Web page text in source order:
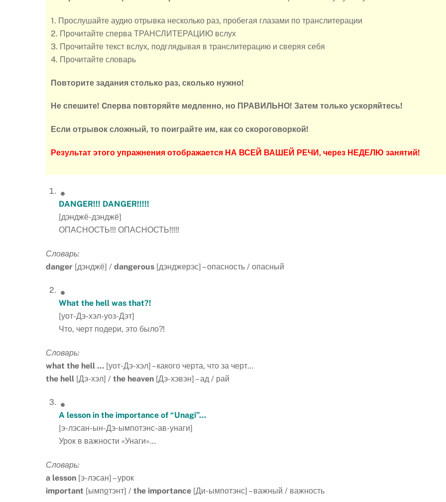
1. Прослушайте аудио отрывка несколько раз, пробегая глазами по транслитерации
2. Прочитайте сперва ТРАНСЛИТЕРАЦИЮ вслух
3. Прочитайте текст вслух, подглядывая в транслитерацию и сверяя себя
4. Прочитайте словарь
Повторите задания столько раз, сколько нужно!
Не спешите! Cперва повторяйте медленно, но ПРАВИЛЬНО! Затем только ускоряйтесь!
Если отрывок сложный, то поиграйте им, как со скороговоркой!
Результат этого упражнения отображается НА ВСЕЙ ВАШЕЙ РЕЧИ, через НЕДЕЛЮ занятий!
DANGER!!! DANGER!!!!!
[дэнджё-дэнджё]
ОПАСНОСТЬ!!! ОПАСНОСТЬ!!!!!
Словарь:
danger [дэнджё] / dangerous [дэнджерэс] – опасность / опасный
What the hell was that?!
[уот-Дэ-хэл-уоз-Дэт]
Что, черт подери, это было?!
Словарь:
what the hell … [уот-Дэ-хэл] – какого черта, что за черт…
the hell [Дэ-хэл] / the heaven [Дэ-хэвэн] – ад / рай
A lesson in the importance of “Unagi”…
[э-лэсан-ын-Дэ-ымпотэнс-ав-унаги]
Урок в важности «Унаги»…
Словарь:
a lesson [э-лэсан] – урок
important [ымпотэнт] / the importance [Ди-ымпотэнс] – важный / важность